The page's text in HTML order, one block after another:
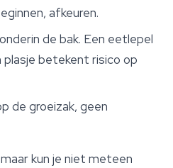
afkeuren.
onderin de bak. Een eetlepel
plasje betekent risico op
de groeizak, geen
kun je niet meteen